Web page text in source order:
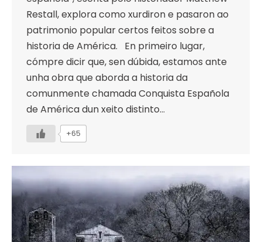
Restall, explora como xurdiron e pasaron ao
patrimonio popular certos feitos sobre a
historia de América. En primeiro lugar,
cómpre dicir que, sen dúbida, estamos ante
unha obra que aborda a historia da
comunmente chamada Conquista Española
de América dun xeito distinto…
+65